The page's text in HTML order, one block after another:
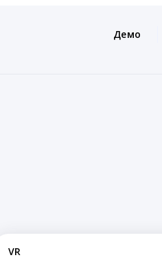
Демо
VR